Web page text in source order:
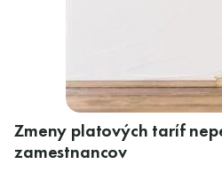
Zmeny platových taríf
zamestnancov